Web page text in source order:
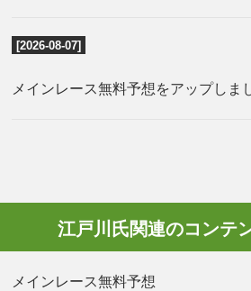
[2026-08-07]
メインレース無料予想をアップしま
江戸川氏関連のコンテ
メインレース無料予想